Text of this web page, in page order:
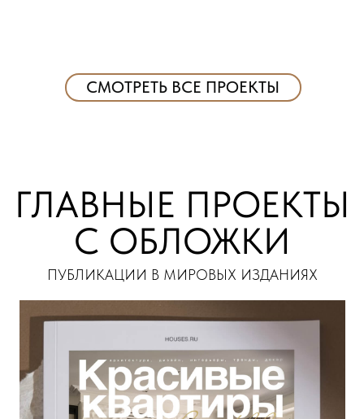
СМОТРЕТЬ ВСЕ ПРОЕКТЫ
ГЛАВНЫЕ ПРОЕКТЫ
С ОБЛОЖКИ
ПУБЛИКАЦИИ В МИРОВЫХ ИЗДАНИЯХ